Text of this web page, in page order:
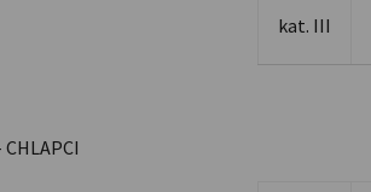
kat. III